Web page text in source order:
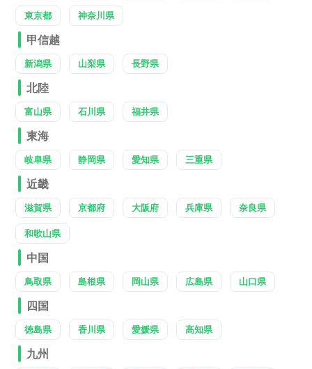
東京都 神奈川県
甲信越
新潟県 山梨県 長野県
北陸
富山県 石川県 福井県
東海
岐阜県 静岡県 愛知県 三重県
近畿
滋賀県 京都府 大阪府 兵庫県 奈良県
和歌山県
中国
鳥取県 島根県 岡山県 広島県 山口県
四国
徳島県 香川県 愛媛県 高知県
九州